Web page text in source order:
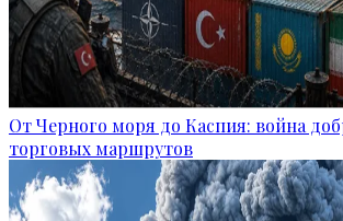
От Черного моря до Каспия: война
торговых маршрутов